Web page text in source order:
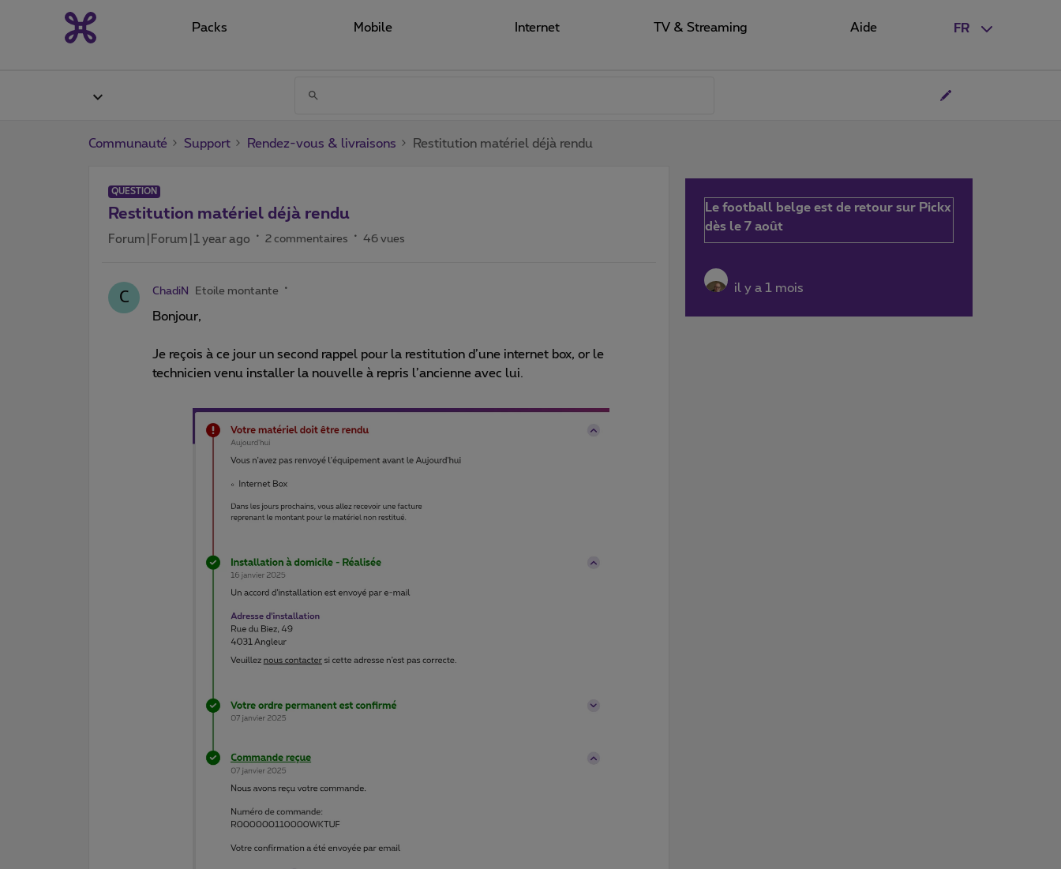
FR
Packs Mobile Internet TV & Streaming Aide
Communauté Support Rendez-vous & livraisons Restitution matériel déjà rendu
QUESTION
Restitution matériel déjà rendu
Forum|Forum|1 year ago 2 commentaires 46 vues
C ChadiN Etoile montante
Bonjour,
Je reçois à ce jour un second rappel pour la restitution d’une internet box, or le
technicien venu installer la nouvelle à repris l’ancienne avec lui.
Le football belge est de retour sur Pickx
dès le 7 août
il y a 1 mois